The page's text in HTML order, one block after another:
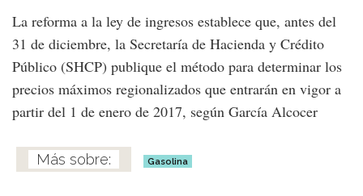
La reforma a la ley de ingresos establece que, antes del
31 de diciembre, la Secretaría de Hacienda y Crédito
Público (SHCP) publique el método para determinar los
precios máximos regionalizados que entrarán en vigor a
partir del 1 de enero de 2017, según García Alcocer
Gasolina